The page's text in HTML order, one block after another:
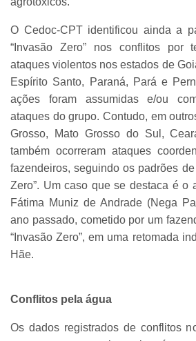
O Cedoc-CPT identificou ainda a
“Invasão Zero” nos conflitos por
ataques violentos nos estados de
Espírito Santo, Paraná, Pará e
ações foram assumidas e/ou
ataques do grupo. Contudo, em
Grosso, Mato Grosso do Sul,
também ocorreram ataques
fazendeiros, seguindo os padrões
Zero”. Um caso que se destaca é o
Fátima Muniz de Andrade (Nega
ano passado, cometido por um
“Invasão Zero”, em uma retomada
Hãe.
Conflitos pela água
Os dados registrados de conflitos